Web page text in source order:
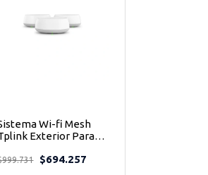
Wi-fi Mesh
Exterior Para
$694.257